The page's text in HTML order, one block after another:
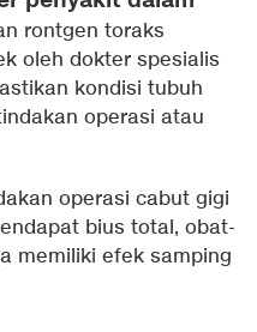
rontgen toraks
oleh dokter spesialis
kondisi tubuh
operasi atau
operasi cabut gigi
bius total, obat-
memiliki efek samping